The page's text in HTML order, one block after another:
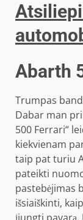
Abarth
Trumpas
Dabar man
500 Ferrari“
kiekvienam
taip pat turiu
pateikti
pastebėjimas
išsiaiškinti,